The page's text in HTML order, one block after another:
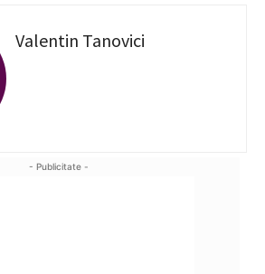
Valentin Tanovici
- Publicitate -